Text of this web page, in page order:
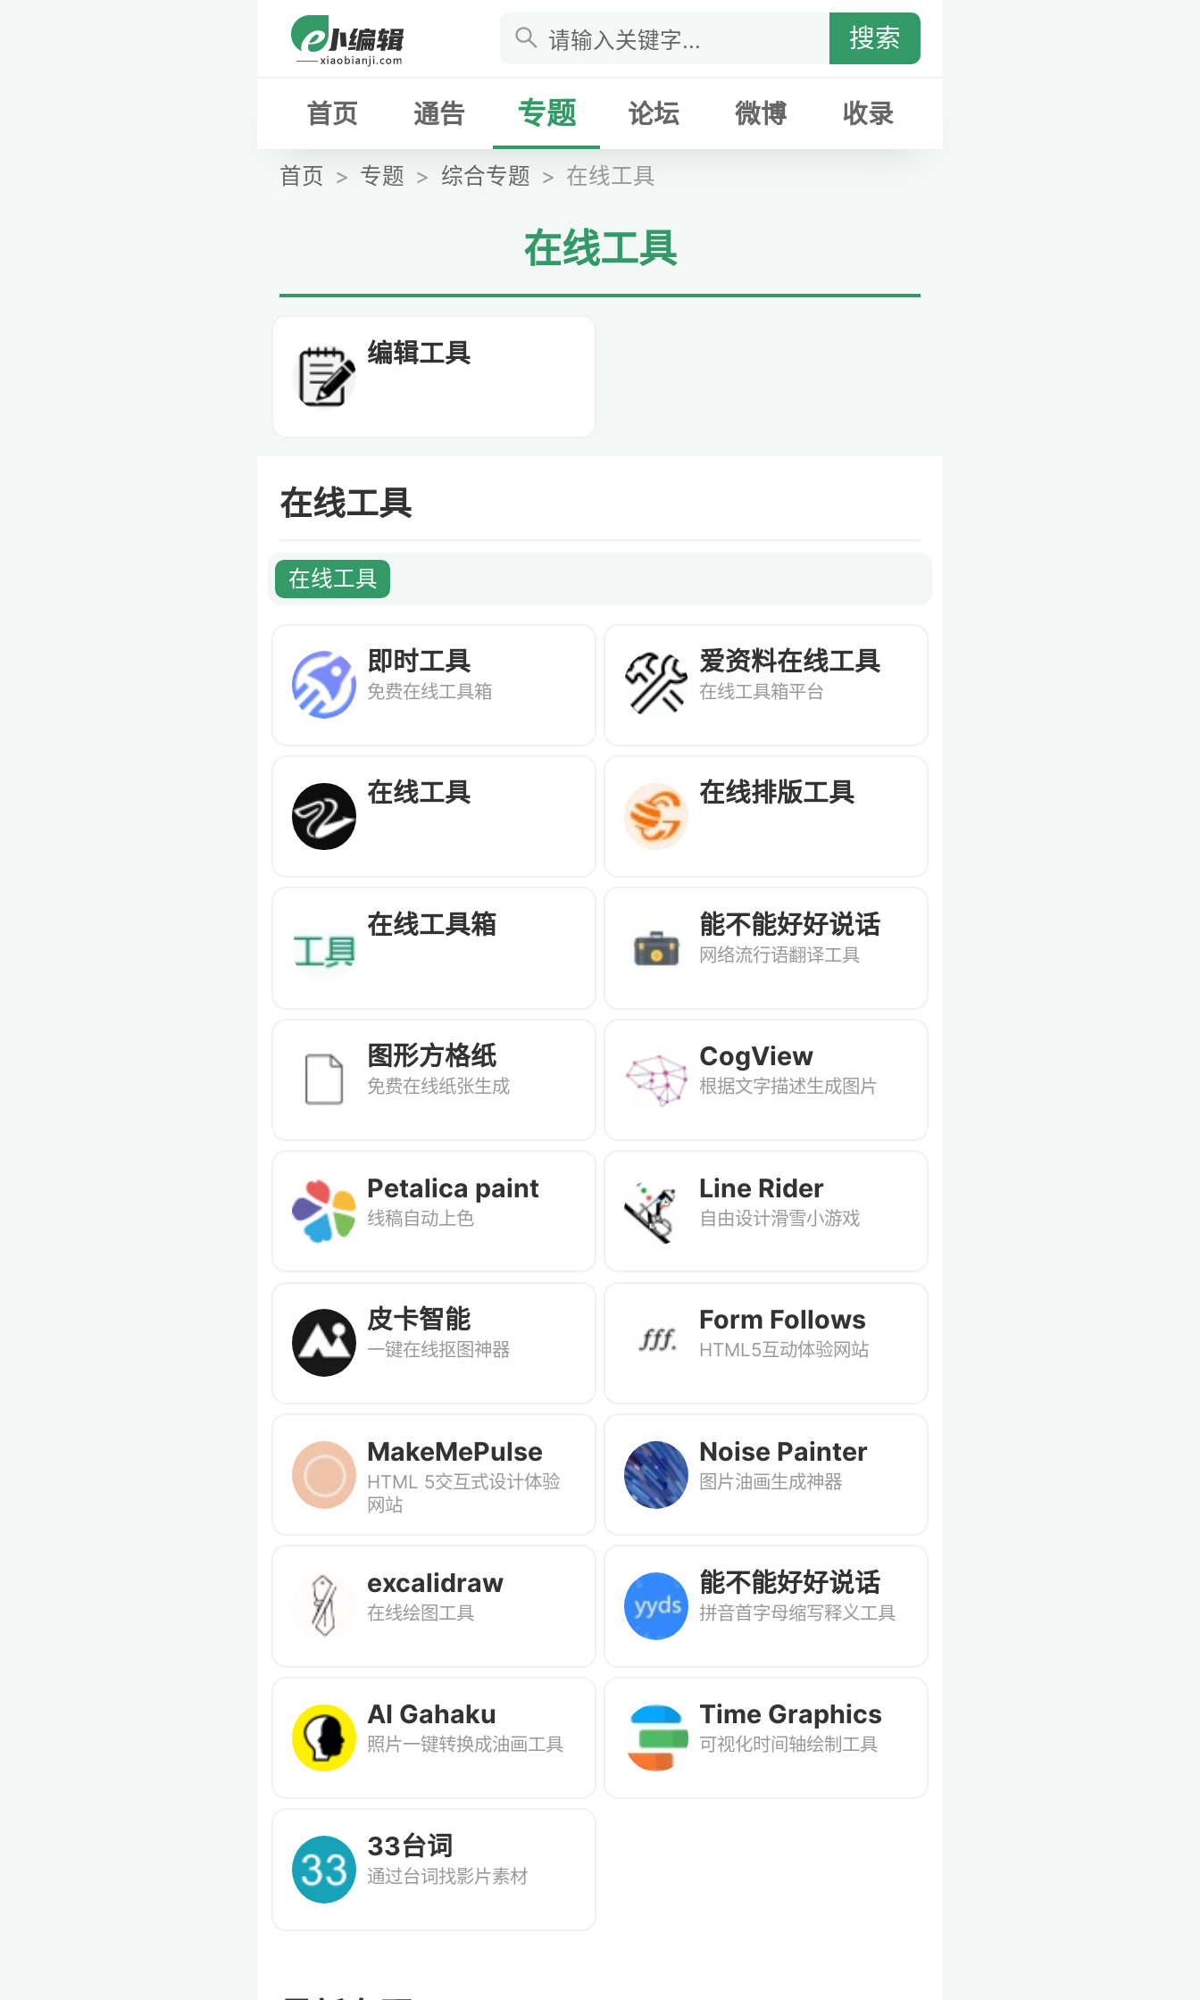
搜索
首页 通告 专题 论坛 微博 收录
首页 专题 综合专题 在线工具
在线工具
编辑工具
在线工具
在线工具
即时工具
免费在线工具箱
爱资料在线工具
在线工具箱平台
在线工具 在线排版工具
在线工具箱 能不能好好说话
网络流行语翻译工具
图形方格纸
免费在线纸张生成
CogView
根据文字描述生成图片
Petalica paint
线稿自动上色
Line Rider
自由设计滑雪小游戏
皮卡智能
一键在线抠图神器
Form Follows
Function
HTML5互动体验网站
MakeMePulse
2017
HTML 5交互式设计体验
网站
Noise Painter
图片油画生成神器
excalidraw
在线绘图工具
能不能好好说话
拼音首字母缩写释义工具
AI Gahaku
照片一键转换成油画工具
Time Graphics
可视化时间轴绘制工具
33台词
通过台词找影片素材